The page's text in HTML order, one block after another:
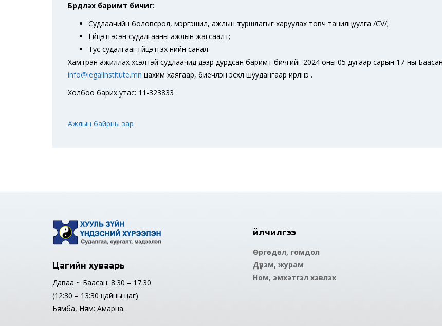
Бүрдүүлэх баримт бичиг:
Судлаачийн боловсрол, мэргэшил, ажлын туршлагыг харуулах товч танилцуулга /CV/;
Гүйцэтгэсэн судалгааны ажлын жагсаалт;
Тус судалгааг гүйцэтгэх үнийн санал.
Хамтран ажиллах хүсэлтэй судлаачид дээр дурдсан баримт бичгийг 2024 оны 05 дугаар сарын 17-ны
info@legalinstitute.mn цахим хаягаар, биечлэн эсхүл шуудангаар ирүүлнэ үү.
Холбоо барих утас: 11-323833
Ажлын байрны зар
Цагийн хуваарь
Даваа ~ Баасан: 8:30 – 17:30
(12:30 – 13:30 цайны цаг)
Бямба, Ням: Амарна.
Үйлчилгээ
Өргөдөл, гомдол
Дүрэм, журам
Ном, эмхэтгэл хэвлэх